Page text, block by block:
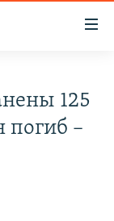
125
погиб –